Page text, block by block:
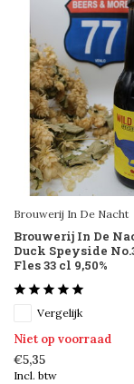
Brouwerij In De Nacht
Brouwerij In De
Duck Speyside
Fles 33 cl 9,50%
Vergelijk
Niet op voorraad
€5,35
Incl. btw